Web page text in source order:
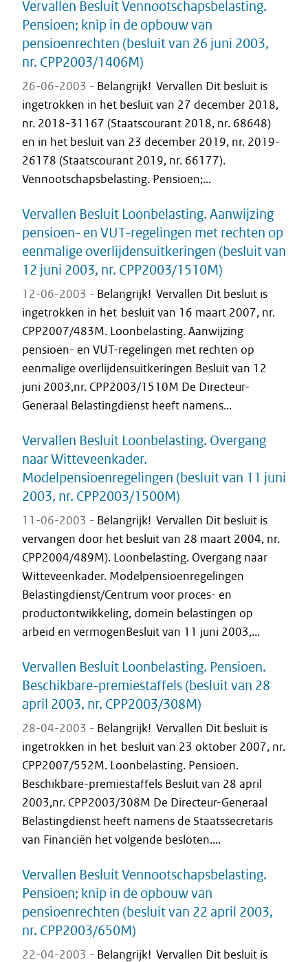
Vervallen Besluit Vennootschapsbelasting.
Pensioen; knip in de opbouw van
pensioenrechten (besluit van 26 juni 2003,
nr. CPP2003/1406M)
26-06-2003 - Belangrijk! Vervallen Dit besluit is
ingetrokken in het besluit van 27 december 2018,
nr. 2018-31167 (Staatscourant 2018, nr. 68648)
en in het besluit van 23 december 2019, nr. 2019-
26178 (Staatscourant 2019, nr. 66177).
Vennootschapsbelasting. Pensioen;...
Vervallen Besluit Loonbelasting. Aanwijzing
pensioen- en VUT-regelingen met rechten op
eenmalige overlijdensuitkeringen (besluit van
12 juni 2003, nr. CPP2003/1510M)
12-06-2003 - Belangrijk! Vervallen Dit besluit is
ingetrokken in het besluit van 16 maart 2007, nr.
CPP2007/483M. Loonbelasting. Aanwijzing
pensioen- en VUT-regelingen met rechten op
eenmalige overlijdensuitkeringen Besluit van 12
juni 2003,nr. CPP2003/1510M De Directeur-
Generaal Belastingdienst heeft namens...
Vervallen Besluit Loonbelasting. Overgang
naar Witteveenkader.
Modelpensioenregelingen (besluit van 11 juni
2003, nr. CPP2003/1500M)
11-06-2003 - Belangrijk! Vervallen Dit besluit is
vervangen door het besluit van 28 maart 2004, nr.
CPP2004/489M). Loonbelasting. Overgang naar
Witteveenkader. Modelpensioenregelingen
Belastingdienst/Centrum voor proces- en
productontwikkeling, domein belastingen op
arbeid en vermogenBesluit van 11 juni 2003,...
Vervallen Besluit Loonbelasting. Pensioen.
Beschikbare-premiestaffels (besluit van 28
april 2003, nr. CPP2003/308M)
28-04-2003 - Belangrijk! Vervallen Dit besluit is
ingetrokken in het besluit van 23 oktober 2007, nr.
CPP2007/552M. Loonbelasting. Pensioen.
Beschikbare-premiestaffels Besluit van 28 april
2003,nr. CPP2003/308M De Directeur-Generaal
Belastingdienst heeft namens de Staatssecretaris
van Financiën het volgende besloten....
Vervallen Besluit Vennootschapsbelasting.
Pensioen; knip in de opbouw van
pensioenrechten (besluit van 22 april 2003,
nr. CPP2003/650M)
22-04-2003 - Belangrijk! Vervallen Dit besluit is